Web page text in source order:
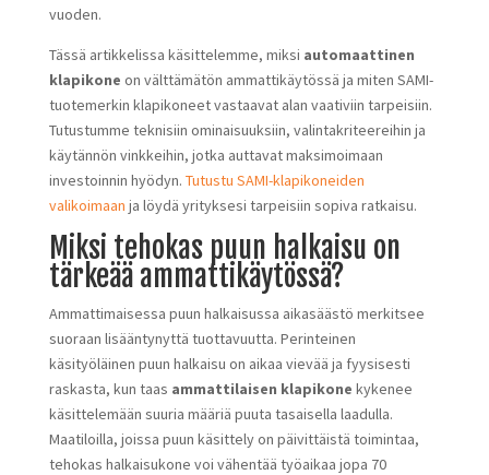
vuoden.
Tässä artikkelissa käsittelemme, miksi automaattinen
klapikone on välttämätön ammattikäytössä ja miten SAMI-
tuotemerkin klapikoneet vastaavat alan vaativiin tarpeisiin.
Tutustumme teknisiin ominaisuuksiin, valintakriteereihin ja
käytännön vinkkeihin, jotka auttavat maksimoimaan
investoinnin hyödyn. Tutustu SAMI-klapikoneiden
valikoimaan ja löydä yrityksesi tarpeisiin sopiva ratkaisu.
Miksi tehokas puun halkaisu on
tärkeää ammattikäytössä?
Ammattimaisessa puun halkaisussa aikasäästö merkitsee
suoraan lisääntynyttä tuottavuutta. Perinteinen
käsityöläinen puun halkaisu on aikaa vievää ja fyysisesti
raskasta, kun taas ammattilaisen klapikone kykenee
käsittelemään suuria määriä puuta tasaisella laadulla.
Maatiloilla, joissa puun käsittely on päivittäistä toimintaa,
tehokas halkaisukone voi vähentää työaikaa jopa 70